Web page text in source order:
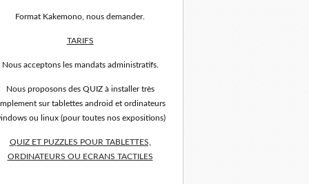
Format Kakemono, nous demander.
TARIFS
Nous acceptons les mandats administratifs.
Nous proposons des QUIZ à installer très
sur tablettes android et ordinateurs
ou linux (pour toutes nos expositions)
QUIZ ET PUZZLES POUR TABLETTES,
ORDINATEURS OU ECRANS TACTILES